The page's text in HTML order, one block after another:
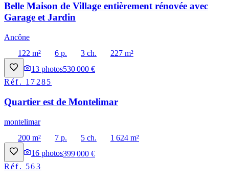
Belle Maison de Village entièrement rénovée avec
Garage et Jardin
Ancône
122 m²
6 p. 3 ch.
227 m²
13 photos530 000 €
Réf. 17285
Quartier est de Montelimar
montelimar
200 m²
7 p. 5 ch.
1 624 m²
16 photos399 000 €
Réf. 563